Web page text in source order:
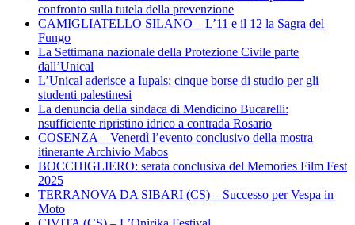
confronto sulla tutela della prevenzione
CAMIGLIATELLO SILANO – L’11 e il 12 la Sagra del
Fungo
La Settimana nazionale della Protezione Civile parte
dall’Unical
L’Unical aderisce a Iupals: cinque borse di studio per gli
studenti palestinesi
La denuncia della sindaca di Mendicino Bucarelli:
nsufficiente ripristino idrico a contrada Rosario
COSENZA – Venerdì l’evento conclusivo della mostra
itinerante Archivio Mabos
BOCCHIGLIERO: serata conclusiva del Memories Film Fest
2025
TERRANOVA DA SIBARI (CS) – Successo per Vespa in
Moto